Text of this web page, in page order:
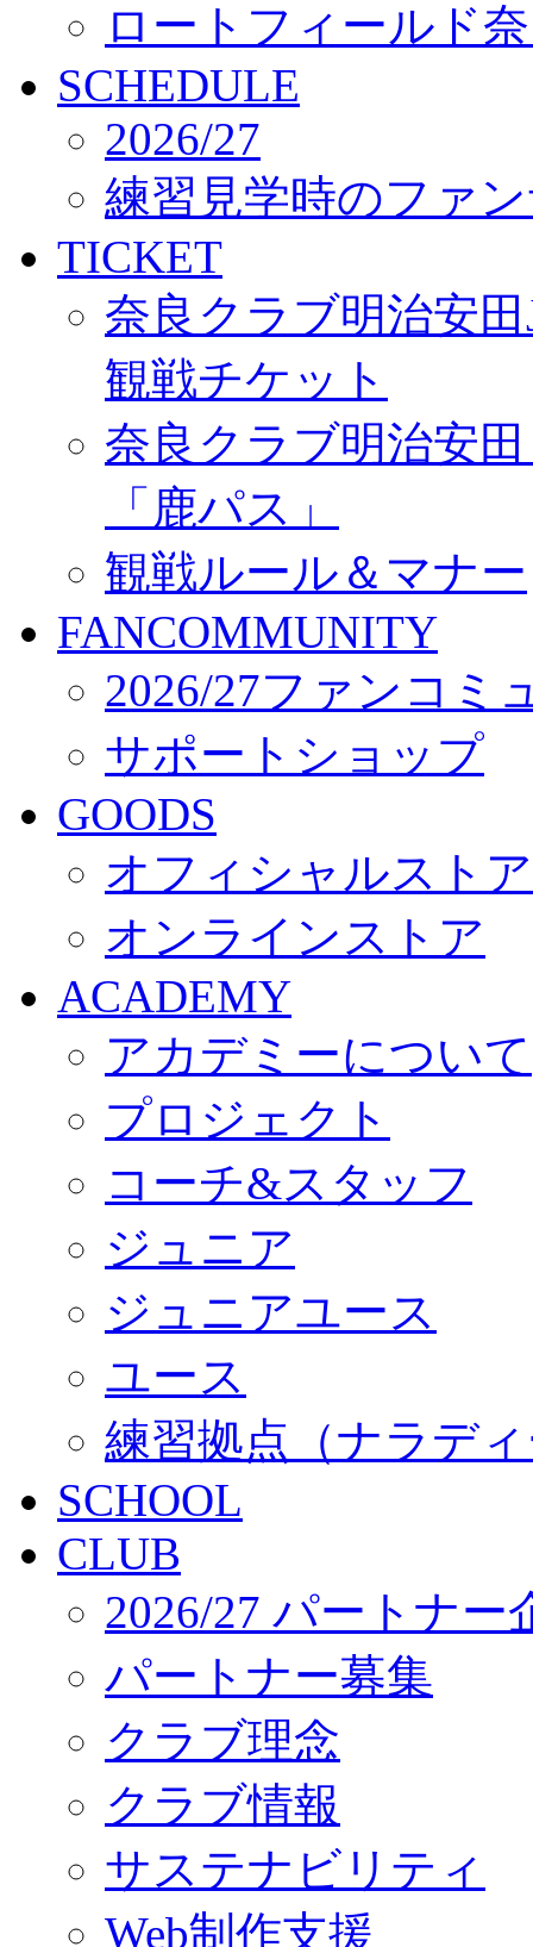
ロートフィールド
SCHEDULE
2026/27
練習見学時のファ
TICKET
奈良クラブ明治安
観戦チケット
奈良クラブ明治安
「鹿パス」
観戦ルール＆マナー
FANCOMMUNITY
2026/27ファンコミ
サポートショップ
GOODS
オフィシャルスト
オンラインストア
ACADEMY
アカデミーについて
プロジェクト
コーチ&スタッフ
ジュニア
ジュニアユース
ユース
練習拠点（ナラデ
SCHOOL
CLUB
2026/27 パートナー
パートナー募集
クラブ理念
クラブ情報
サステナビリティ
Web制作支援